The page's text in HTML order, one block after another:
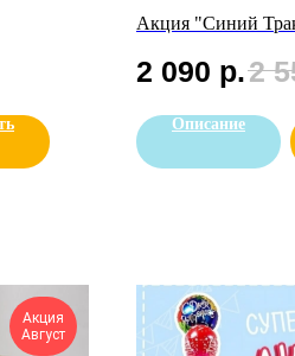
Акция "Синий
2 090 р.2
Описание
Акция
Август